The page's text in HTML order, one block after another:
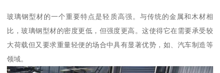
玻璃钢型材的一个重要特点是轻质高强。与传统的金属和木材相
比，玻璃钢型材的密度更低，但强度更高。这使得它在需要承受较
大荷载但又要求重量轻便的场合中具有显著优势，如、汽车制造等
领域。